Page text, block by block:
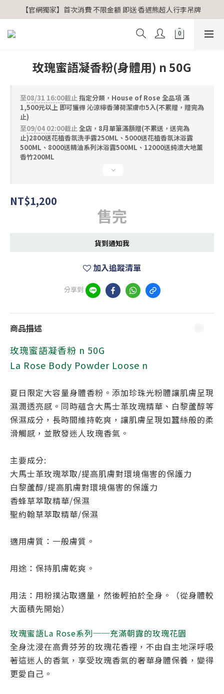
【官網獨家】首次消費 不限金額 即送 香遇熊超人行李吊牌
【官網獨家】首次消費 不限金額 即送 香遇熊超人行李吊牌
安心專用淨化包10入X3 原價960元 特價680元
【官網獨家】首次消費 不限金額 即送 香遇熊超人行李吊牌
玫瑰蜜語凝香粉(身體用) n 50G
至08/31 16:00截止指定分類，House of Rose 全品項 滿
1,500元以上 即可獲得 沁涼檸香薄荷潔膚巾5入(不累贈，贈完為
止)
至09/04 02:00截止全店，8月單筆滿額贈(不累送，送完為
止)2800送花植香氛洗手露250ML、5000送花植香氛沐浴露
500ML、8000送精油系列沐浴露500ML、12000送純澳大地薰
香竹200ML
NT$1,200
售完
貨到通知我
加入追蹤清單
分享到
商品描述
玫瑰蜜語凝香粉 n 50G
La Rose Body Powder Loose n
夏日限定大容量身體香粉。添加珍珠光粉體讓肌膚呈現
濕潤透亮感。同時蘊含大馬士革玫瑰精華、白黎蘆醇等
保濕成分，長時間維持乾爽，讓肌膚呈現如蠶絲般的柔
滑觸感，並散發迷人玫瑰香氣。
主要成分:
大馬士革玫瑰萃取/提高肌膚對環境傷害的保護力
白黎蘆醇/提高肌膚對環境傷害的保護力
香蜂草萃取精華/保濕
聖約翰草萃取精華/保濕
適用膚質：一般膚質。
用途：保持肌膚乾爽。
用法：用粉撲沾取適量，然後輕拍於全身。（從身體較
大面積先開始）
玫瑰蜜語La Rose系列──充滿朝露的玫瑰花園
全身沈浸在高貴芬芳的玫瑰花香裡，不由自主地深呼吸
著這迷人的香氣，享受玫瑰香氣的奢華身體保養，變得
更愛自己。